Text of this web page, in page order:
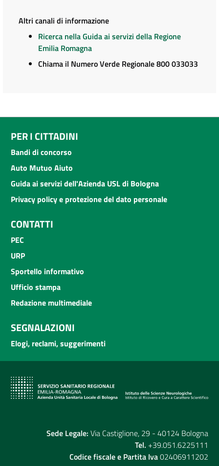
Altri canali di informazione
Ricerca nella Guida ai servizi della Regione
Emilia Romagna
Chiama il Numero Verde Regionale 800 033033
PER I CITTADINI
Bandi di concorso
Auto Mutuo Aiuto
Guida ai servizi dell'Azienda USL di Bologna
Privacy policy e protezione del dato personale
CONTATTI
PEC
URP
Sportello informativo
Ufficio stampa
Redazione multimediale
SEGNALAZIONI
Elogi, reclami, suggerimenti
Sede Legale: Via Castiglione, 29 - 40124 Bologna
Tel. +39.051.6225111
Codice fiscale e Partita Iva02406911202